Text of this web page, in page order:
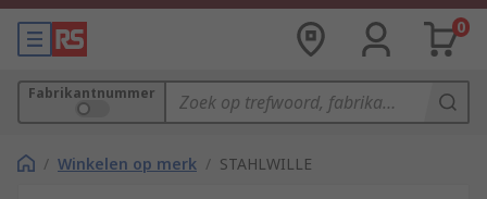
0
Fabrikantnummer
/ Winkelen op merk / STAHLWILLE